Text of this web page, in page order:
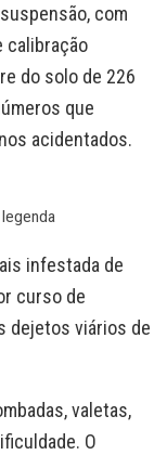
com
calibração
do solo de 226
que
acidentados.
infestada de
curso de
dejetos viários de
valetas,
O